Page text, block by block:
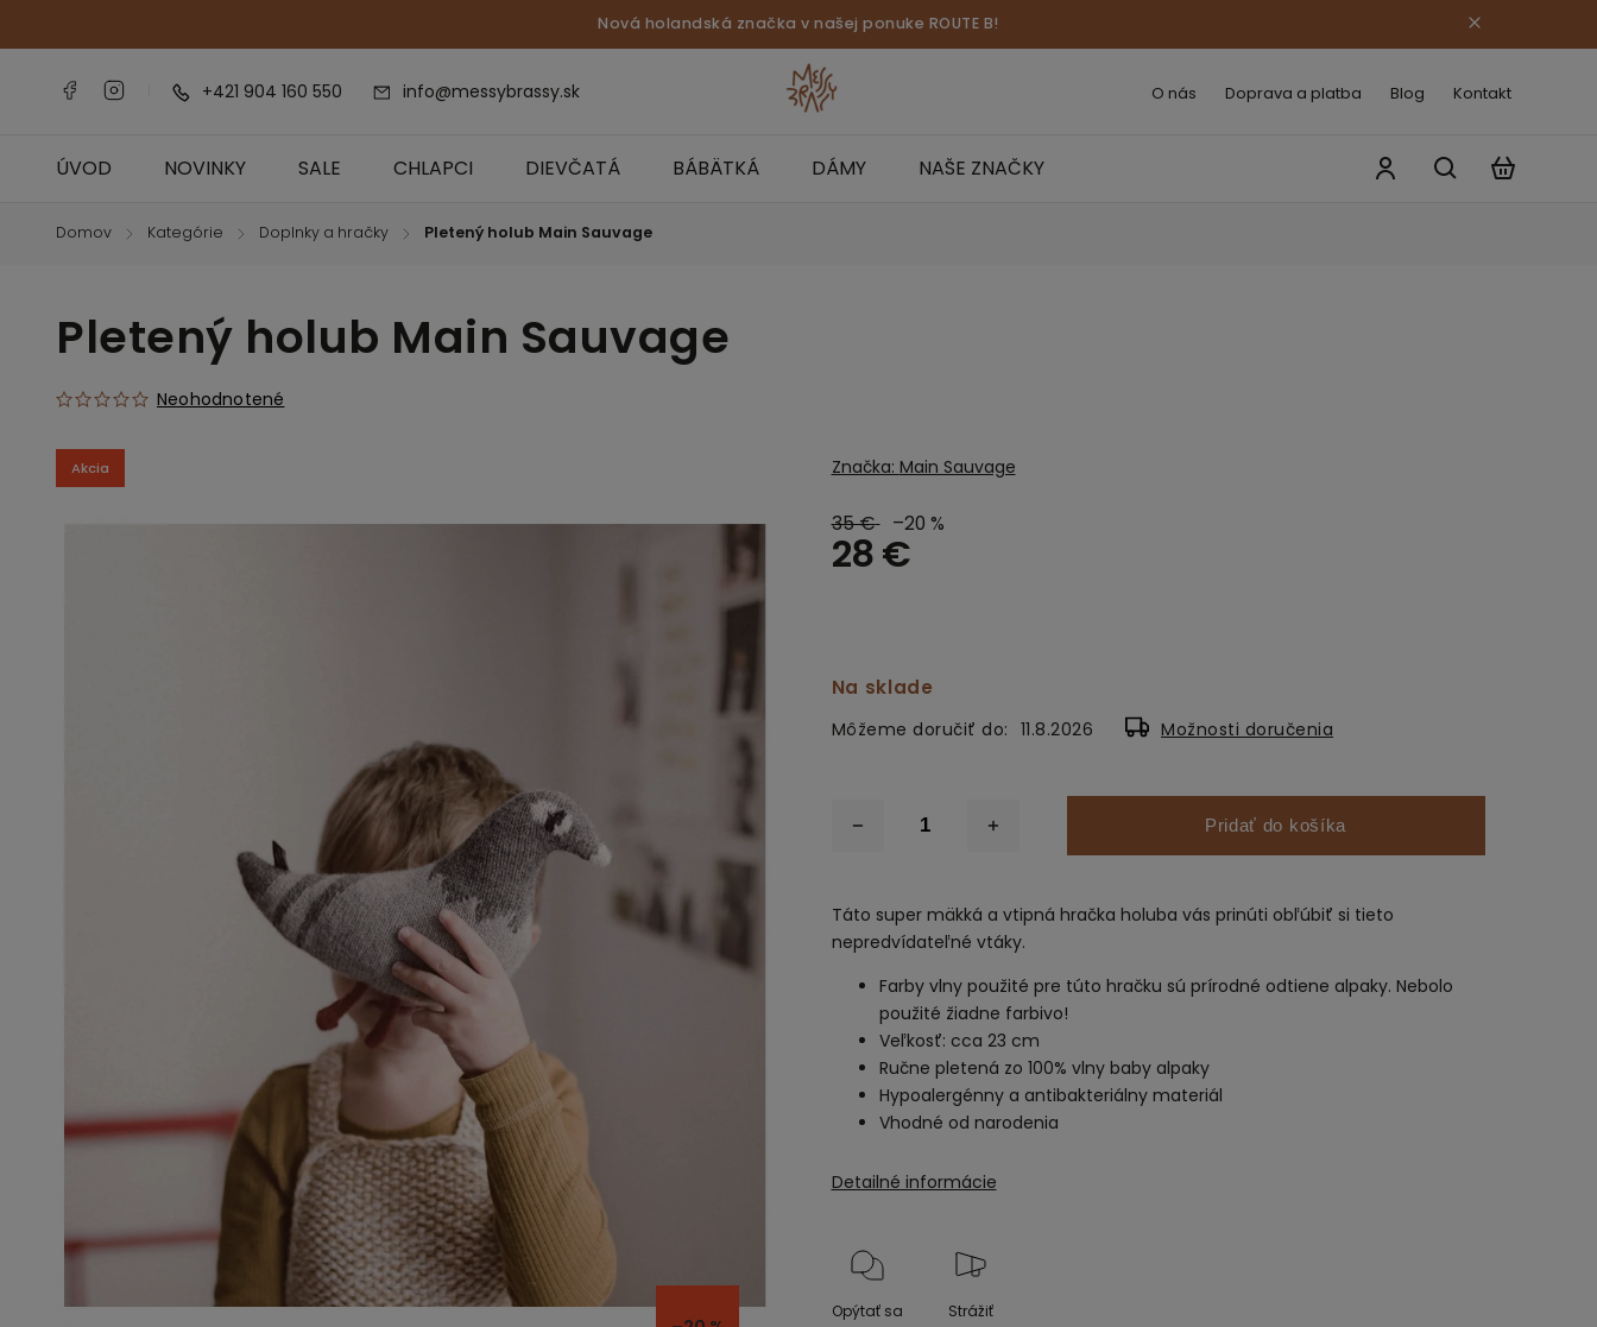
Nová holandská značka v našej ponuke ROUTE B!
+421 904 160 550 info@messybrassy.sk O nás Doprava a platba Blog Kontakt
ÚVOD NOVINKY SALE CHLAPCI DIEVČATÁ BÁBÄTKÁ DÁMY NAŠE ZNAČKY
Domov / Kategórie / Doplnky a hračky / Pletený holub Main Sauvage
Pletený holub Main Sauvage
Neohodnotené
Akcia Značka: Main Sauvage
35 € –20 %
28 €
Na sklade
Môžeme doručiť do: 11.8.2026 Možnosti doručenia
Pridať do košíka
Táto super mäkká a vtipná hračka holuba vás prinúti obľúbiť si tieto
nepredvídateľné vtáky.
Farby vlny použité pre túto hračku sú prírodné odtiene alpaky. Nebolo
použité žiadne farbivo!
Veľkosť: cca 23 cm
Ručne pletená zo 100% vlny baby alpaky
Hypoalergénny a antibakteriálny materiál
Vhodné od narodenia
Detailné informácie
Opýtať sa Strážiť